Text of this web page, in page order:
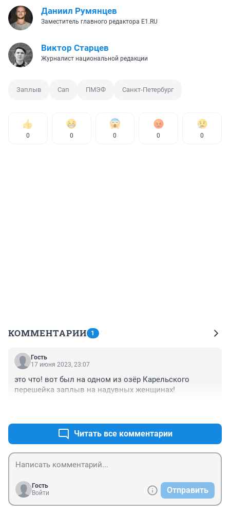
Даниил Румянцев
Заместитель главного редактора E1.RU
Виктор Старцев
Журналист национальной редакции
Заплыв Сап ПМЭФ Санкт-Петербург
0 0 0 0 0
КОММЕНТАРИИ 1
Гость
17 июня 2023, 23:07
это что! вот был на одном из озёр Карельского
перешейка заплыв на надувных женщинах!
Читать все комментарии
Гость
Войти
Отправить